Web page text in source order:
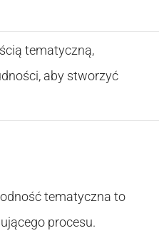
tematyczną,
aby stworzyć
tematyczna to
procesu.